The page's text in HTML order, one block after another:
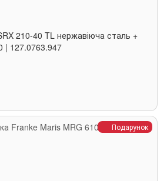
210-40 TL нержавіюча сталь +
| 127.0763.947
Подарунок